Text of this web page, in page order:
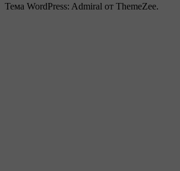
Тема WordPress: Admiral от ThemeZee.